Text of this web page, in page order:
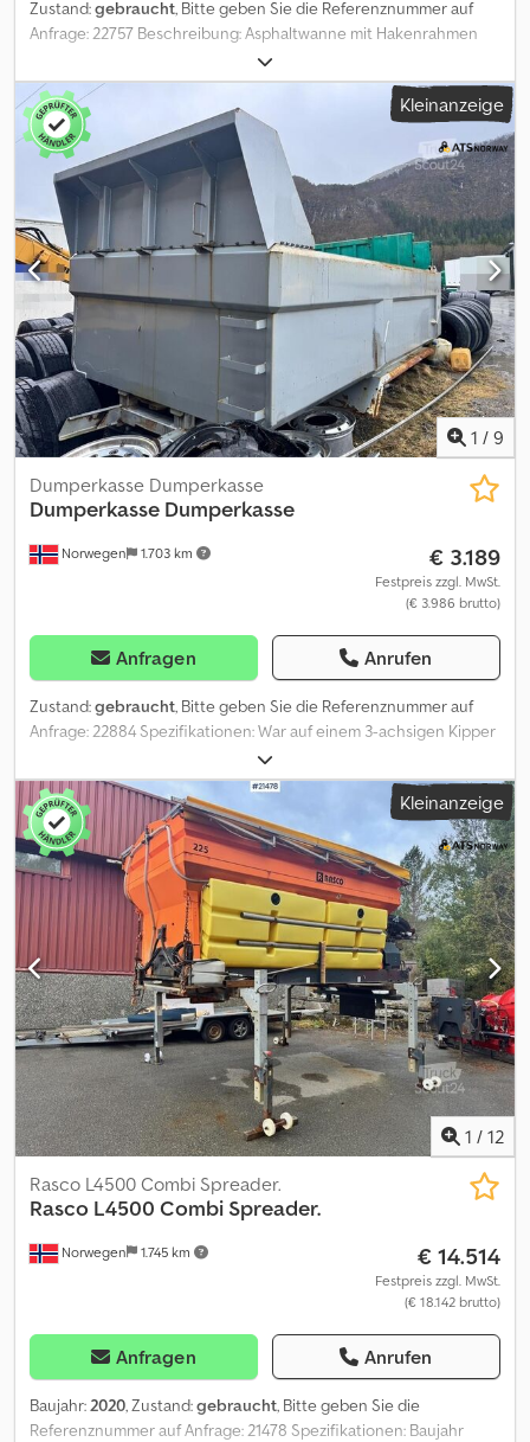
Zustand:gebraucht, Bitte geben Sie die Referenznummer auf
Anfrage: 22757 Beschreibung: Asphaltwanne mit Hakenrahmen
und manuellem Abdeckungen zu verkaufen. Es sind einige
kosmetische Mängel vorhanden, aber laut Eigentümer
funktioniert sie einwandfrei. Lieferbereit. Eigengewicht: 1 Model:
Asfaltbalje med krokramme og manuelt kapell Csdpfxozqkn De
Aavoha = Weitere Informationen = Neu: Nein Verwendungszweck:
Gütertransport Wenden Sie sich an ATS Norway, um weitere
Informationen zu erhalten.
Kleinanzeige
1 / 9
Norwegen 1.703 km
Dumperkasse Dumperkasse
Dumperkasse Dumperkasse
€ 3.189
Festpreis zzgl. MwSt.
(€ 3.986 brutto)
Anfragen Anrufen
Zustand:gebraucht, Bitte geben Sie die Referenznummer auf
Anfrage: 22884 Spezifikationen: War auf einem 3-achsigen Kipper
montiert Innenlänge: 4,6 m Innenbreite: ca. 2,4 m Sofort
lieferbereit Eigengewicht: 11 Model: Dumperkasse med ramme og
cylinder til 3 akslet bil. = Weitere Informationen = Csdpfszqktmsx
Aavoha Neu: Nein Verwendungszweck: Gütertransport Wenden
Sie sich an ATS Norway, um weitere Informationen zu erhalten.
Kleinanzeige
1 / 12
Norwegen 1.745 km
Rasco L4500 Combi Spreader.
Rasco L4500 Combi Spreader.
€ 14.514
Festpreis zzgl. MwSt.
(€ 18.142 brutto)
Anfragen Anrufen
Baujahr:2020, Zustand:gebraucht, Bitte geben Sie die
Referenznummer auf Anfrage: 21478 Spezifikationen: Baujahr